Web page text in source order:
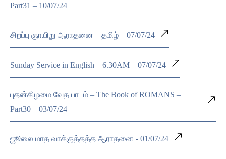
Part31 – 10/07/24
சிறப்பு ஞாயிறு ஆராதனை – தமிழ் – 07/07/24
Sunday Service in English – 6.30AM – 07/07/24
புதன்கிழமை வேத பாடம் – The Book of ROMANS –
Part30 – 03/07/24
ஜூலை மாத வாக்குத்தத்த ஆராதனை - 01/07/24